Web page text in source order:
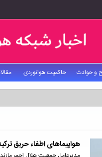
و حوادث حاکمیت هوانوردی
هواپیماهای اطفاء حریق